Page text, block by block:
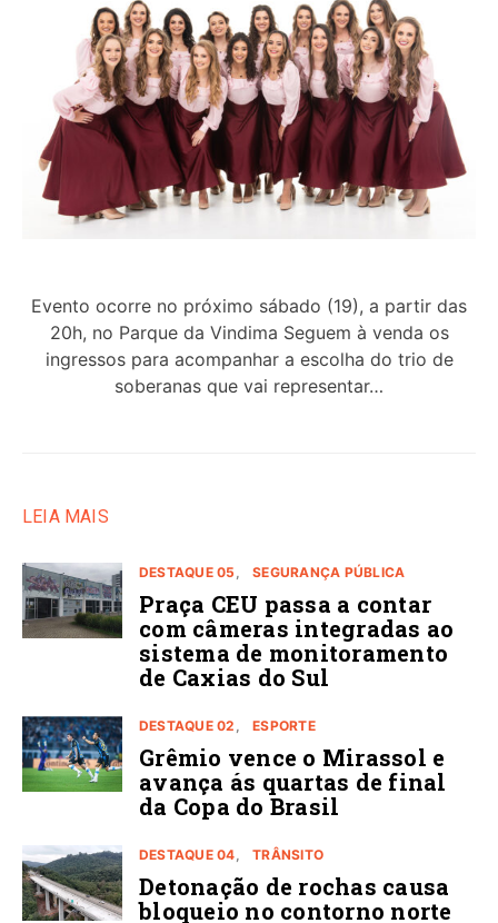
Evento ocorre no próximo sábado (19), a partir das
20h, no Parque da Vindima Seguem à venda os
ingressos para acompanhar a escolha do trio de
soberanas que vai representar…
LEIA MAIS
DESTAQUE 05 SEGURANÇA PÚBLICA
Praça CEU passa a contar
com câmeras integradas ao
sistema de monitoramento
de Caxias do Sul
DESTAQUE 02 ESPORTE
Grêmio vence o Mirassol e
avança ás quartas de final
da Copa do Brasil
DESTAQUE 04 TRÂNSITO
Detonação de rochas causa
bloqueio no contorno norte